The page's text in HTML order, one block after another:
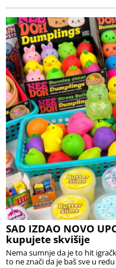
SAD IZDAO NOVO
kupujete skvišije
Nema sumnje da je to hit
to ne znači da je baš sve u redu